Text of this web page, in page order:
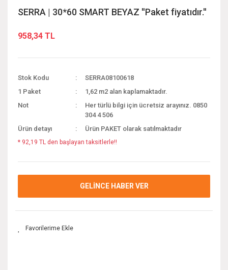
SERRA | 30*60 SMART BEYAZ ''Paket fiyatıdır.''
958,34 TL
Stok Kodu
SERRA08100618
1 Paket
1,62 m2 alan kaplamaktadır.
Not
Her türlü bilgi için ücretsiz arayınız. 0850
304 4 506
Ürün detayı
Ürün PAKET olarak satılmaktadır
* 92,19 TL den başlayan taksitlerle!!
GELİNCE HABER VER